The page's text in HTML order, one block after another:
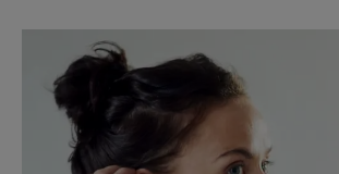
Descubrir
Brotes:
buenos
malos
hábitos